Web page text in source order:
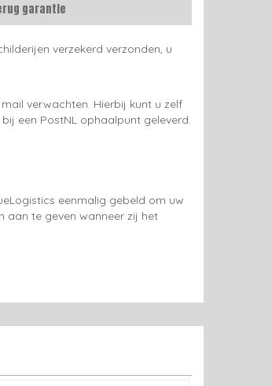
garantie
verzekerd verzonden, u
verwachten. Hierbij kunt u zelf
een PostNL ophaalpunt geleverd.
eenmalig gebeld om uw
aan te geven wanneer zij het